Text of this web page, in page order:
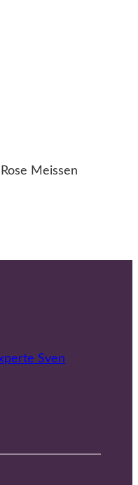
Meissen
Sven